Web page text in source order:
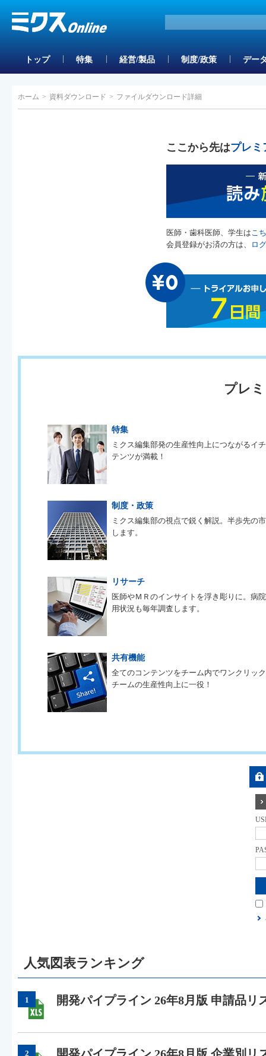
トップ 特集 経営/製品 制度/政策 デー
ホーム > 資料ダウンロード > ファイルダウンロード詳細
ここから先はプレミ
医師・歯科医師、学生はこ
会員登録がお済の方は、
ロ
プレ
特集
ミクス編集部発の生産性向上につながるイ
テンツが満載！
制度・政策
ミクス編集部の視点で鋭く解説。半歩先の
します。
リサーチ
医師やＭＲのインサイトを浮き彫りに。病
用状況も毎年調査します。
共有機能
全てのコンテンツをチーム内でワンクリッ
チームの生産性向上に一役！
人気図表ランキング
1 開発パイプライン 26年8月版 申請品リ
2